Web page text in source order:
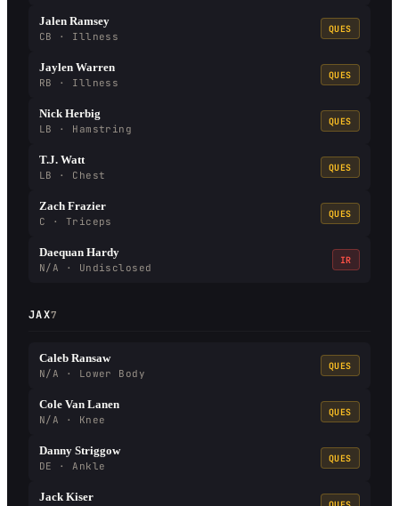
Jalen Ramsey
CB · Illness
QUES
Jaylen Warren
RB · Illness
QUES
Nick Herbig
LB · Hamstring
QUES
T.J. Watt
LB · Chest
QUES
Zach Frazier
C · Triceps
QUES
Daequan Hardy
N/A · Undisclosed
IR
JAX7
Caleb Ransaw
N/A · Lower Body
QUES
Cole Van Lanen
N/A · Knee
QUES
Danny Striggow
DE · Ankle
QUES
Jack Kiser